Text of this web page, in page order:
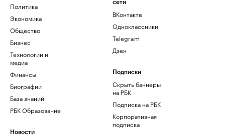
Политика
Экономика
Общество
Бизнес
Технологии и
медиа
Финансы
Биографии
База знаний
РБК Образование
Новости
сети
ВКонтакте
Одноклассники
Telegram
Дзен
Подписки
Скрыть баннеры
на РБК
Подписка на РБК
Корпоративная
подписка